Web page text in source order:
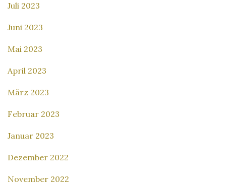
Juli 2023
Juni 2023
Mai 2023
April 2023
März 2023
Februar 2023
Januar 2023
Dezember 2022
November 2022